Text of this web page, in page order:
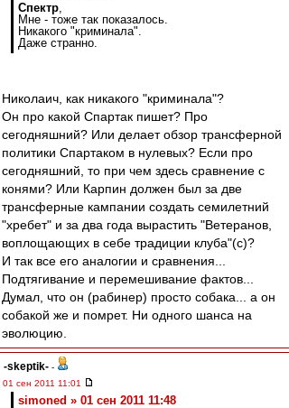
Спектр,
Мне - тоже так показалось.
Никакого "криминала".
Даже странно.
Николаич, как никакого "криминала"?
Он про какой Спартак пишет? Про
сегодняшний? Или делает обзор трансферной
политики Спартаком в нулевых? Если про
сегодняшний, то при чем здесь сравнение с
конями? Или Карпин должен был за две
трансферные кампании создать семилетний
"хребет" и за два года вырастить "Ветеранов,
воплощающих в себе традиции клуба"(с)?
И так все его аналогии и сравнения...
Подтягивание и перемешивание фактов...
Думал, что он (рабинер) просто собака... а он
собакой же и помрет. Ни одного шанса на
эволюцию.
-skeptik- -
01 сен 2011 11:01
simoned » 01 сен 2011 11:48